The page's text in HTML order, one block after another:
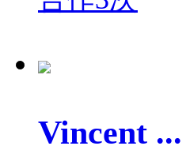
Vincent ...